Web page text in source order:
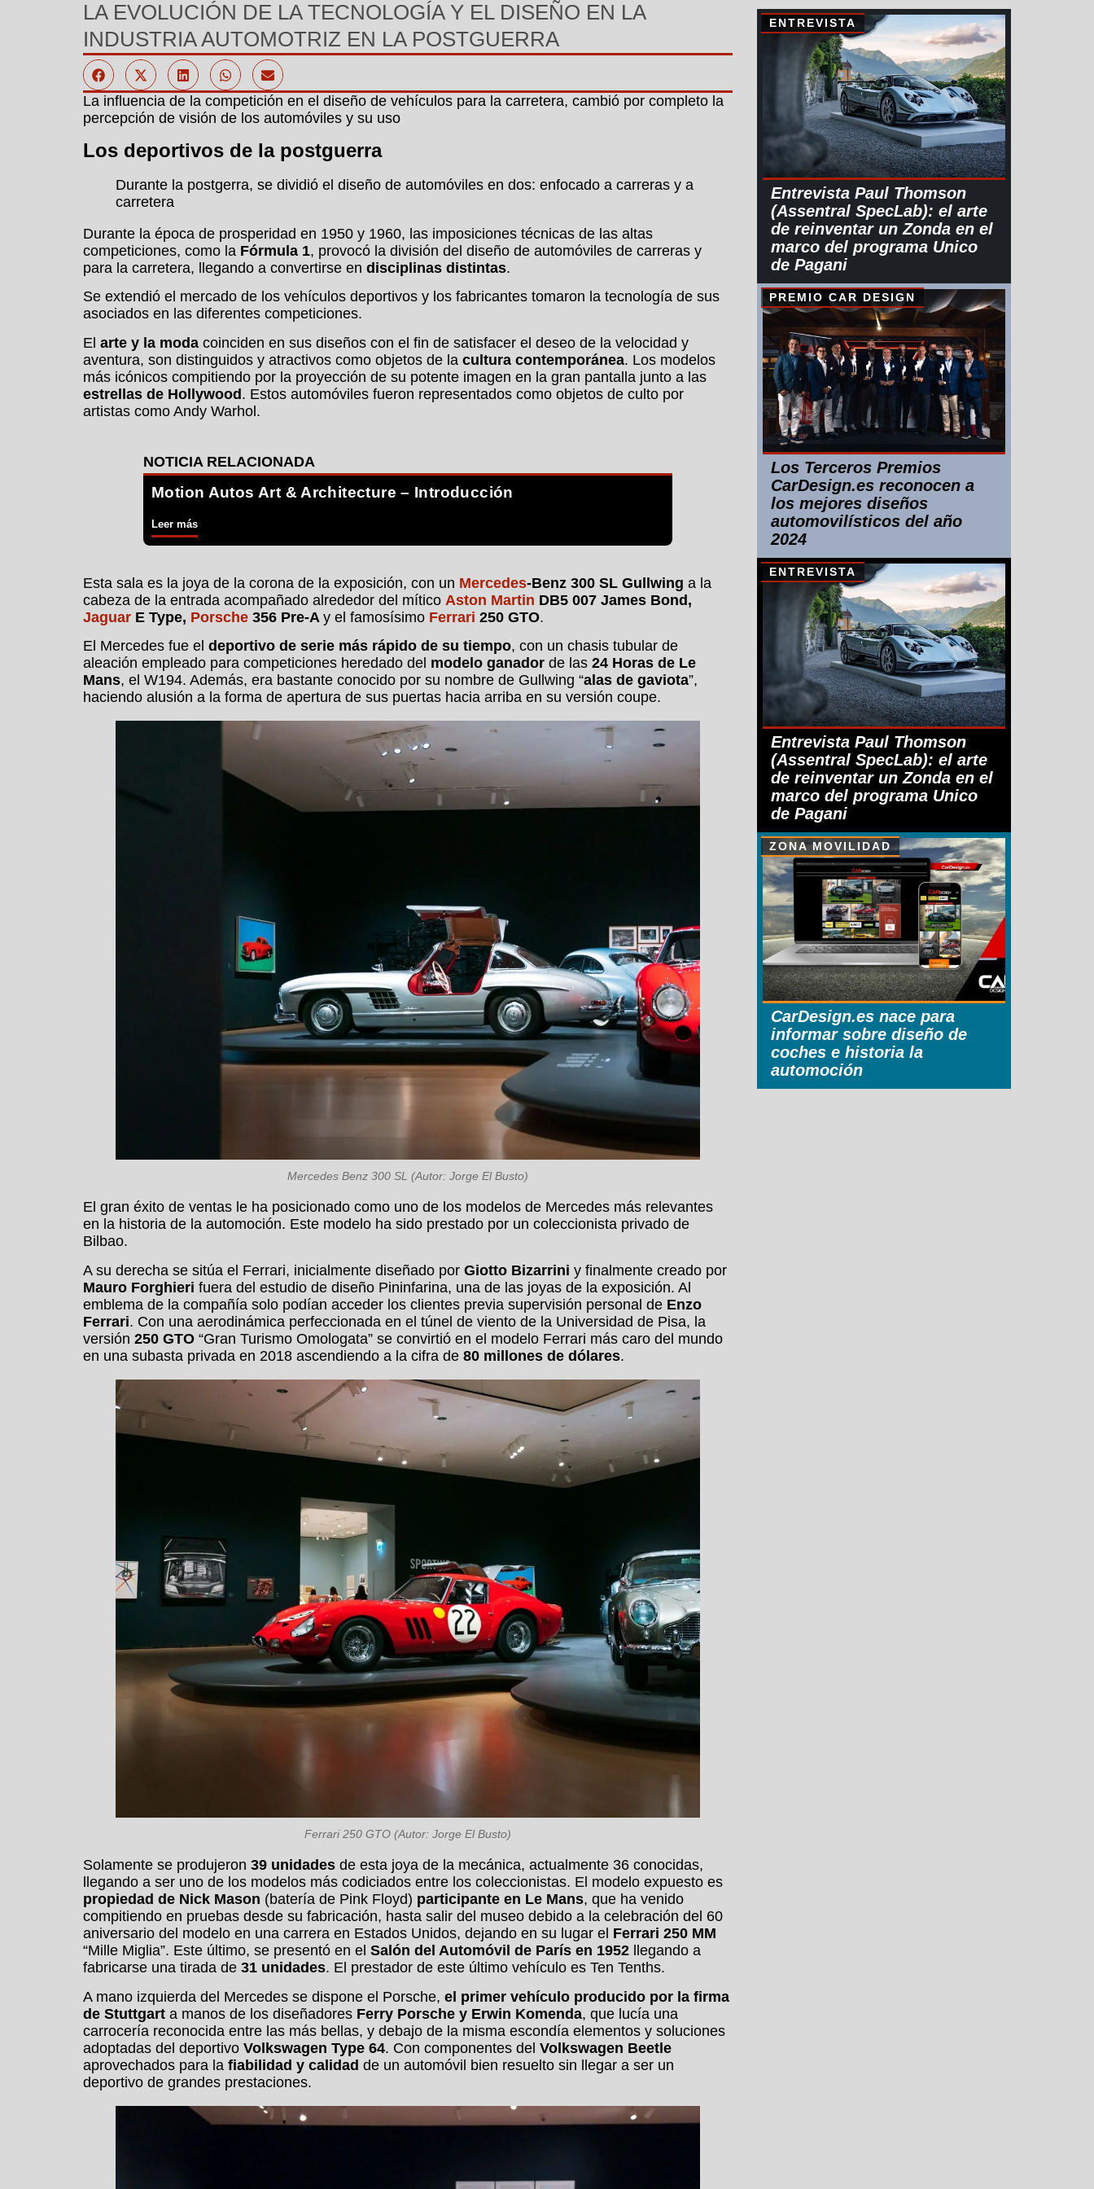
LA EVOLUCIÓN DE LA TECNOLOGÍA Y EL DISEÑO EN LA
INDUSTRIA AUTOMOTRIZ EN LA POSTGUERRA
La influencia de la competición en el diseño de vehículos para la carretera, cambió por completo la
percepción de visión de los automóviles y su uso
Los deportivos de la postguerra
Durante la postgerra, se dividió el diseño de automóviles en dos: enfocado a carreras y a
carretera
Durante la época de prosperidad en 1950 y 1960, las imposiciones técnicas de las altas
competiciones, como la Fórmula 1, provocó la división del diseño de automóviles de carreras y
para la carretera, llegando a convertirse en disciplinas distintas.
Se extendió el mercado de los vehículos deportivos y los fabricantes tomaron la tecnología de sus
asociados en las diferentes competiciones.
El arte y la moda coinciden en sus diseños con el fin de satisfacer el deseo de la velocidad y
aventura, son distinguidos y atractivos como objetos de la cultura contemporánea. Los modelos
más icónicos compitiendo por la proyección de su potente imagen en la gran pantalla junto a las
estrellas de Hollywood. Estos automóviles fueron representados como objetos de culto por
artistas como Andy Warhol.
Motion Autos Art & Architecture – Introducción
Leer más
Esta sala es la joya de la corona de la exposición, con un Mercedes-Benz 300 SL Gullwing a la
cabeza de la entrada acompañado alrededor del mítico Aston Martin DB5 007 James Bond,
Jaguar E Type, Porsche 356 Pre-A y el famosísimo Ferrari 250 GTO.
El Mercedes fue el deportivo de serie más rápido de su tiempo, con un chasis tubular de
aleación empleado para competiciones heredado del modelo ganador de las 24 Horas de Le
Mans, el W194. Además, era bastante conocido por su nombre de Gullwing “alas de gaviota”,
haciendo alusión a la forma de apertura de sus puertas hacia arriba en su versión coupe.
Mercedes Benz 300 SL (Autor: Jorge El Busto)
El gran éxito de ventas le ha posicionado como uno de los modelos de Mercedes más relevantes
en la historia de la automoción. Este modelo ha sido prestado por un coleccionista privado de
Bilbao.
A su derecha se sitúa el Ferrari, inicialmente diseñado por Giotto Bizarrini y finalmente creado por
Mauro Forghieri fuera del estudio de diseño Pininfarina, una de las joyas de la exposición. Al
emblema de la compañía solo podían acceder los clientes previa supervisión personal de Enzo
Ferrari. Con una aerodinámica perfeccionada en el túnel de viento de la Universidad de Pisa, la
versión 250 GTO “Gran Turismo Omologata” se convirtió en el modelo Ferrari más caro del mundo
en una subasta privada en 2018 ascendiendo a la cifra de 80 millones de dólares.
Ferrari 250 GTO (Autor: Jorge El Busto)
Solamente se produjeron 39 unidades de esta joya de la mecánica, actualmente 36 conocidas,
llegando a ser uno de los modelos más codiciados entre los coleccionistas. El modelo expuesto es
propiedad de Nick Mason (batería de Pink Floyd) participante en Le Mans, que ha venido
compitiendo en pruebas desde su fabricación, hasta salir del museo debido a la celebración del 60
aniversario del modelo en una carrera en Estados Unidos, dejando en su lugar el Ferrari 250 MM
“Mille Miglia”. Este último, se presentó en el Salón del Automóvil de París en 1952 llegando a
fabricarse una tirada de 31 unidades. El prestador de este último vehículo es Ten Tenths.
A mano izquierda del Mercedes se dispone el Porsche, el primer vehículo producido por la firma
de Stuttgart a manos de los diseñadores Ferry Porsche y Erwin Komenda, que lucía una
carrocería reconocida entre las más bellas, y debajo de la misma escondía elementos y soluciones
adoptadas del deportivo Volkswagen Type 64. Con componentes del Volkswagen Beetle
aprovechados para la fiabilidad y calidad de un automóvil bien resuelto sin llegar a ser un
deportivo de grandes prestaciones.
ENTREVISTA
Entrevista Paul Thomson
(Assentral SpecLab): el arte
de reinventar un Zonda en el
marco del programa Unico
de Pagani
PREMIO CAR DESIGN
Los Terceros Premios
CarDesign.es reconocen a
los mejores diseños
automovilísticos del año
2024
ENTREVISTA
Entrevista Paul Thomson
(Assentral SpecLab): el arte
de reinventar un Zonda en el
marco del programa Unico
de Pagani
ZONA MOVILIDAD
CarDesign.es nace para
informar sobre diseño de
coches e historia la
automoción